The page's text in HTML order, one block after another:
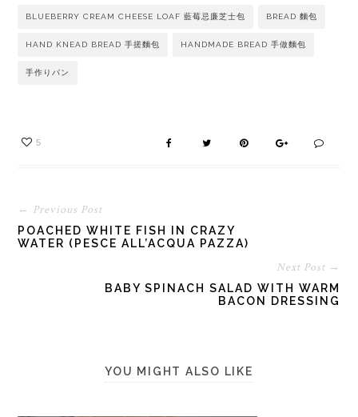
BLUEBERRY CREAM CHEESE LOAF 藍莓忌廉芝士包 BREAD 麵包
HAND KNEAD BREAD 手搓麵包 HANDMADE BREAD 手做麵包
手作りパン
5
← Previous Post
POACHED WHITE FISH IN CRAZY
WATER (PESCE ALL’ACQUA PAZZA)
Next Post →
BABY SPINACH SALAD WITH WARM
BACON DRESSING
YOU MIGHT ALSO LIKE